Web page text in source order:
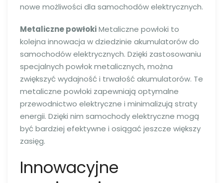
nowe możliwości dla samochodów elektrycznych.
Metaliczne powłokiMetaliczne powłoki to
kolejna innowacja w dziedzinie akumulatorów do
samochodów elektrycznych. Dzięki zastosowaniu
specjalnych powłok metalicznych, można
zwiększyć wydajność i trwałość akumulatorów. Te
metaliczne powłoki zapewniają optymalne
przewodnictwo elektryczne i minimalizują straty
energii. Dzięki nim samochody elektryczne mogą
być bardziej efektywne i osiągać jeszcze większy
zasięg.
Innowacyjne